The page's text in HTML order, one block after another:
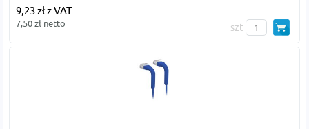
9,23 zł z VAT
7,50 zł netto szt